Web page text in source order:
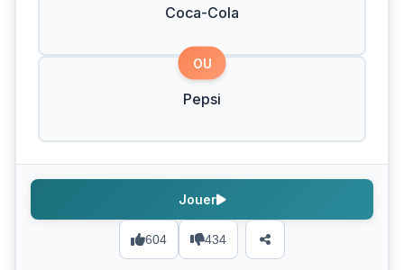
Coca-Cola
OU
Pepsi
604 434
Jouer